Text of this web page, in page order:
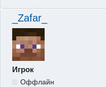
_Zafar_
Игрок
Оффлайн